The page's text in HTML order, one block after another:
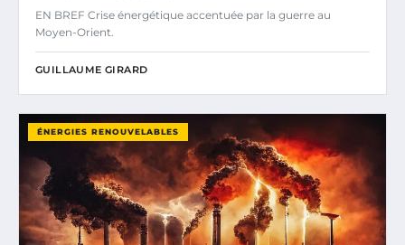
EN BREF Crise énergétique accentuée par la guerre au
Moyen-Orient.
GUILLAUME GIRARD
ÉNERGIES RENOUVELABLES